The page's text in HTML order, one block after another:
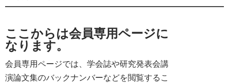
ここからは会員専用ページに
なります。
会員専用ページでは、学会誌や研究発表会講
演論文集のバックナンバーなどを閲覧するこ